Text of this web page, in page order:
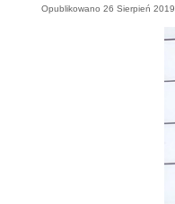
Opublikowano 26 Sierpień 2019